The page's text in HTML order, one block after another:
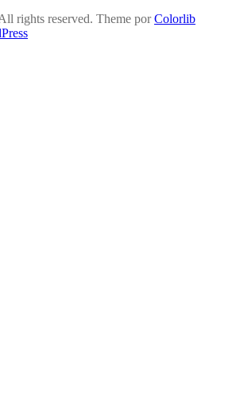
rights reserved. Theme porColorlib